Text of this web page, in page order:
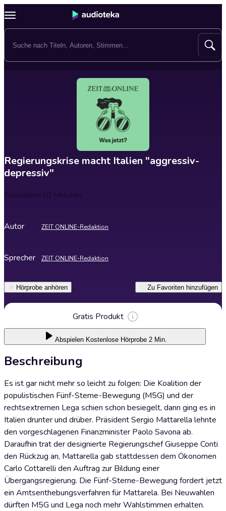
Regierungskrise macht Italien "aggressiv-
depressiv"
Spieldauer10 Minuten
Autor ZEIT ONLINE-Redaktion
Sprecher ZEIT ONLINE-Redaktion
Hörprobe anhören Zu Favoriten hinzufügen
Gratis Produkt
Abspielen Kostenlose Hörprobe 2 Min.
Beschreibung
Es ist gar nicht mehr so leicht zu folgen: Die Koalition der
populistischen Fünf-Sterne-Bewegung (M5G) und der
rechtsextremen Lega schien schon besiegelt, dann ging es in
Italien drunter und drüber. Präsident Sergio Mattarella lehnte
den vorgeschlagenen Finanzminister Paolo Savona ab.
Daraufhin trat der designierte Regierungschef Giuseppe Conti
den Rückzug an, Mattarella gab stattdessen dem Ökonomen
Carlo Cottarelli den Auftrag zur Bildung einer
Übergangsregierung. Die Fünf-Sterne-Bewegung fordert jetzt
ein Amtsenthebungsverfahren für Mattarela. Bei Neuwahlen
dürften M5G und Lega noch mehr Wahlstimmen erhalten.